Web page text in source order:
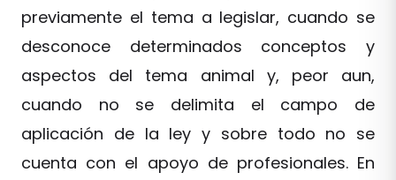
previamente el tema a legislar, cuando se
desconoce determinados conceptos y
aspectos del tema animal y, peor aun,
cuando no se delimita el campo de
aplicación de la ley y sobre todo no se
cuenta con el apoyo de profesionales. En